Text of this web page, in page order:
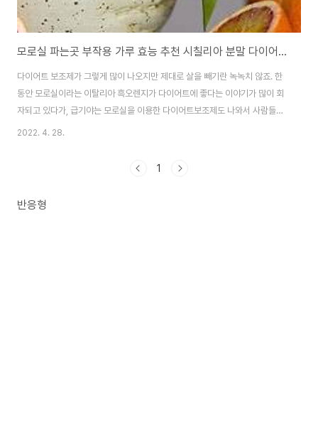
모로실 파는곳 부작용 가루 효능 추천 시칠리아 분말 다이어트 핏
다이어트 보조제가 그렇게 많이 나오지만 제대로 살을 빼기란 녹녹치 않죠. 한
동안 모로실이라는 이탈리아 흑오렌지가 다이어트에 좋다는 이야기가 많이 회
자되고 있다가, 급기야는 모로실을 이용한 다이어트보조제도 나와서 사람들의
관심이 모아지고 있는데요. 그것은 모로실 다이어트 핏이라는 건데, 여기서는
은 이탈리아 시칠리아섬에서 생산되는 모로 오렌지에서 추출한 원료입니다. 모
종의 하나로, 블러드 오렌지 중에 가장 빨갛다고 합니다. 모로실 파는 곳 모로실
2022. 4. 28.
1
반응형